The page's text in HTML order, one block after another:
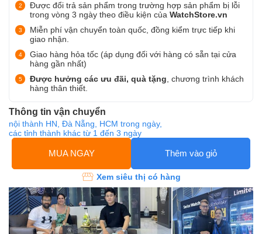
Được đổi trả sản phẩm trong trường hợp sản phẩm bị lỗi
trong vòng 3 ngày theo điều kiện của WatchStore.vn
Miễn phí vận chuyển toàn quốc, đồng kiểm trực tiếp khi
giao nhận.
Giao hàng hỏa tốc (áp dụng đối với hàng có sẵn tại cửa
hàng gần nhất)
Được hưởng các ưu đãi, quà tặng , chương trình khách
hàng thân thiết.
Thông tin vận chuyển
nội thành HN, Đà Nẵng, HCM trong ngày,
các tỉnh thành khác từ 1 đến 3 ngày
MUA NGAY Thêm vào giỏ
Xem siêu thị có hàng